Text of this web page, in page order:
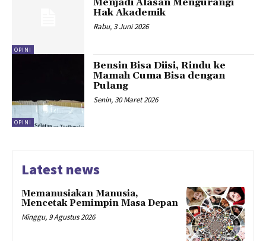
OPINI
Menjadi Alasan Mengurangi
Hak Akademik
Rabu, 3 Juni 2026
OPINI
Bensin Bisa Diisi, Rindu ke
Mamah Cuma Bisa dengan
Pulang
Senin, 30 Maret 2026
Latest news
Memanusiakan Manusia,
Mencetak Pemimpin Masa Depan
Minggu, 9 Agustus 2026